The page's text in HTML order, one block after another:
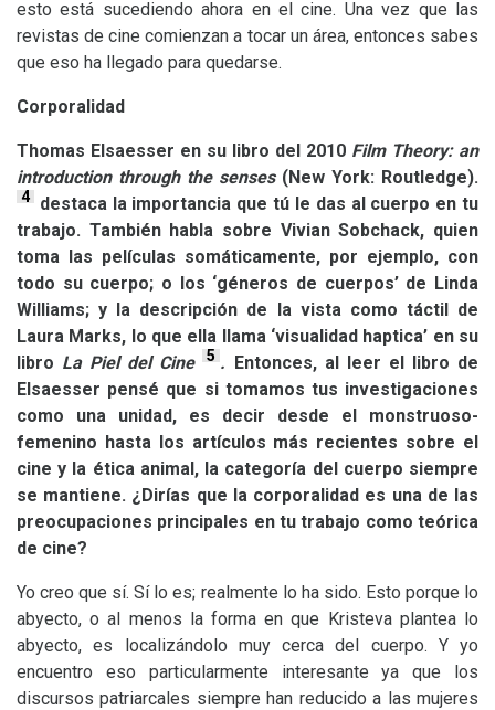
esto está sucediendo ahora en el cine. Una vez que las
revistas de cine comienzan a tocar un área, entonces sabes
que eso ha llegado para quedarse.
Corporalidad
Thomas Elsaesser en su libro del 2010 Film Theory: an
introduction through the senses (New York: Routledge).
4
destaca la importancia que tú le das al cuerpo en tu
trabajo. También habla sobre Vivian Sobchack, quien
toma las películas somáticamente, por ejemplo, con
todo su cuerpo; o los ‘géneros de cuerpos’ de Linda
Williams; y la descripción de la vista como táctil de
Laura Marks, lo que ella llama ‘visualidad haptica’ en su
libro La Piel del Cine 5 . Entonces, al leer el libro de
Elsaesser pensé que si tomamos tus investigaciones
como una unidad, es decir desde el monstruoso-
femenino hasta los artículos más recientes sobre el
cine y la ética animal, la categoría del cuerpo siempre
se mantiene. ¿Dirías que la corporalidad es una de las
preocupaciones principales en tu trabajo como teórica
de cine?
Yo creo que sí. Sí lo es; realmente lo ha sido. Esto porque lo
abyecto, o al menos la forma en que Kristeva plantea lo
abyecto, es localizándolo muy cerca del cuerpo. Y yo
encuentro eso particularmente interesante ya que los
discursos patriarcales siempre han reducido a las mujeres